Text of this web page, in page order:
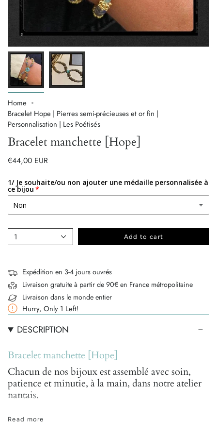
Home
Bracelet Hope | Pierres semi-précieuses et or fin |
Personnalisation | Les Poétisés
Bracelet manchette [Hope]
€44,00 EUR
1/ Je souhaite/ou non ajouter une médaille personnalisée à
ce bijou
1 Add to cart
Expédition en 3-4 jours ouvrés
Livraison gratuite à partir de 90€ en France métropolitaine
Livraison dans le monde entier
Hurry, Only 1 Left!
DESCRIPTION
Bracelet manchette [Hope]
Chacun de nos bijoux est assemblé avec soin,
patience et minutie, à la main, dans notre atelier
nantais.
pierres semi-précieuses naturelles, toutes uniques, de
Read more